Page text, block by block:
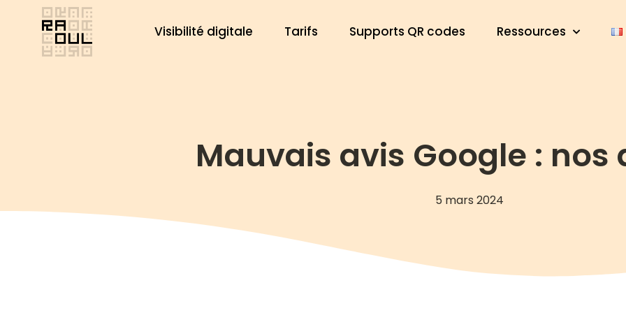
contenu
Visibilité digitale Tarifs Supports QR codes Ressources
Mauvais avis Google : nos
5 mars 2024